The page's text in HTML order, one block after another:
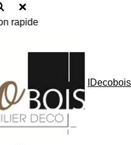
rapide
IDecobois